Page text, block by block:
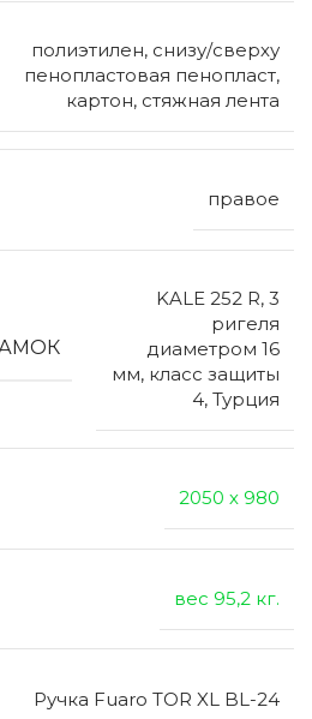
полиэтилен, снизу/сверху
пенопластовая пенопласт,
картон, стяжная лента
правое
KALE 252 R, 3
ригеля
диаметром 16
мм, класс защиты
4, Турция
2050 х 980
вес 95,2 кг.
Ручка Fuaro TOR XL BL-24